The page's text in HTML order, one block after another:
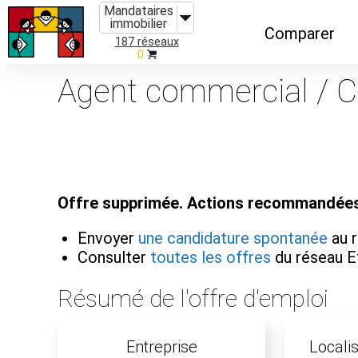
Mandataires
immobilier
187 réseaux
0
Comparer
Caractéristiques
Organismes de
Agent commercial /
Offre supprimée. Actions
Envoyer une candidature spontanée au
Consulter toutes les offres du réseau
Résumé de l'offre d'emploi
Entreprise